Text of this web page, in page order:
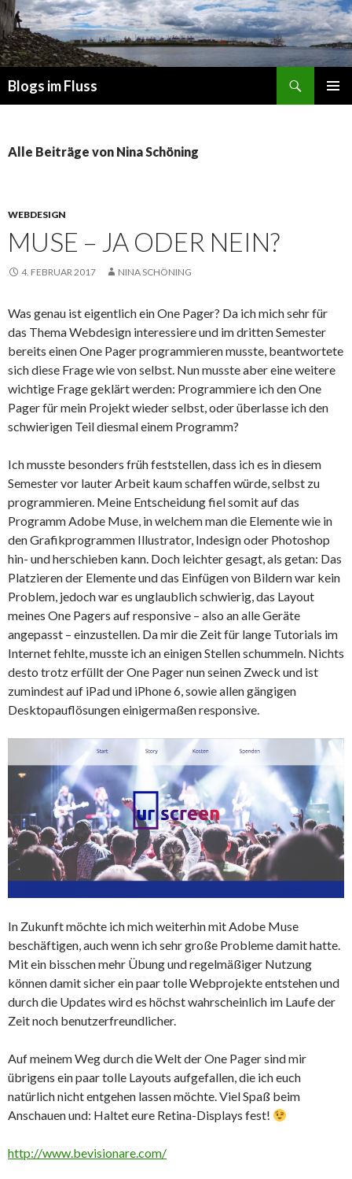
Blogs im Fluss
Alle Beiträge von Nina Schöning
WEBDESIGN
MUSE – JA ODER NEIN?
4. FEBRUAR 2017 NINA SCHÖNING
Was genau ist eigentlich ein One Pager? Da ich mich sehr für
das Thema Webdesign interessiere und im dritten Semester
bereits einen One Pager programmieren musste, beantwortete
sich diese Frage wie von selbst. Nun musste aber eine weitere
wichtige Frage geklärt werden: Programmiere ich den One
Pager für mein Projekt wieder selbst, oder überlasse ich den
schwierigen Teil diesmal einem Programm?
Ich musste besonders früh feststellen, dass ich es in diesem
Semester vor lauter Arbeit kaum schaffen würde, selbst zu
programmieren. Meine Entscheidung fiel somit auf das
Programm Adobe Muse, in welchem man die Elemente wie in
den Grafikprogrammen Illustrator, Indesign oder Photoshop
hin- und herschieben kann. Doch leichter gesagt, als getan: Das
Platzieren der Elemente und das Einfügen von Bildern war kein
Problem, jedoch war es unglaublich schwierig, das Layout
meines One Pagers auf responsive – also an alle Geräte
angepasst – einzustellen. Da mir die Zeit für lange Tutorials im
Internet fehlte, musste ich an einigen Stellen schummeln. Nichts
desto trotz erfüllt der One Pager nun seinen Zweck und ist
zumindest auf iPad und iPhone 6, sowie allen gängigen
Desktopauflösungen einigermaßen responsive.
In Zukunft möchte ich mich weiterhin mit Adobe Muse
beschäftigen, auch wenn ich sehr große Probleme damit hatte.
Mit ein bisschen mehr Übung und regelmäßiger Nutzung
können damit sicher ein paar tolle Webprojekte entstehen und
durch die Updates wird es höchst wahrscheinlich im Laufe der
Zeit noch benutzerfreundlicher.
Auf meinem Weg durch die Welt der One Pager sind mir
übrigens ein paar tolle Layouts aufgefallen, die ich euch
natürlich nicht entgehen lassen möchte. Viel Spaß beim
Anschauen und: Haltet eure Retina-Displays fest!
http://www.bevisionare.com/